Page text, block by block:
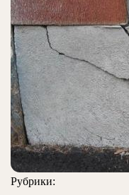
Рубрики: